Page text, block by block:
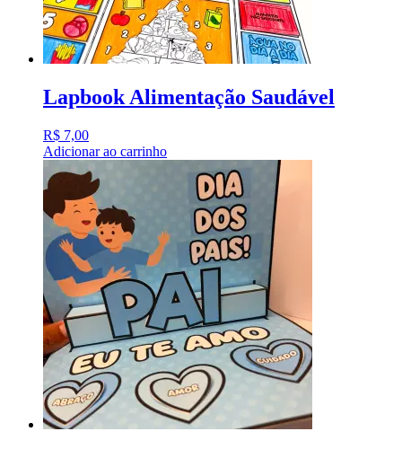
Lapbook Alimentação Saudável
R$ 7,00
Adicionar ao carrinho